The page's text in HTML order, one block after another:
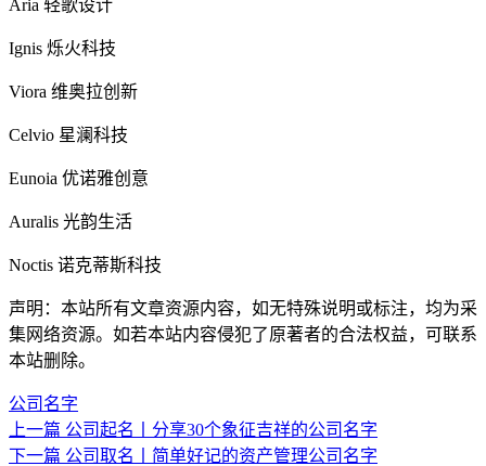
Aria 轻歌设计
Ignis 烁火科技
Viora 维奥拉创新
Celvio 星澜科技
Eunoia 优诺雅创意
Auralis 光韵生活
Noctis 诺克蒂斯科技
声明：本站所有文章资源内容，如无特殊说明或标注，均为采
集网络资源。如若本站内容侵犯了原著者的合法权益，可联系
本站删除。
公司名字
上一篇 公司起名丨分享30个象征吉祥的公司名字
下一篇 公司取名丨简单好记的资产管理公司名字